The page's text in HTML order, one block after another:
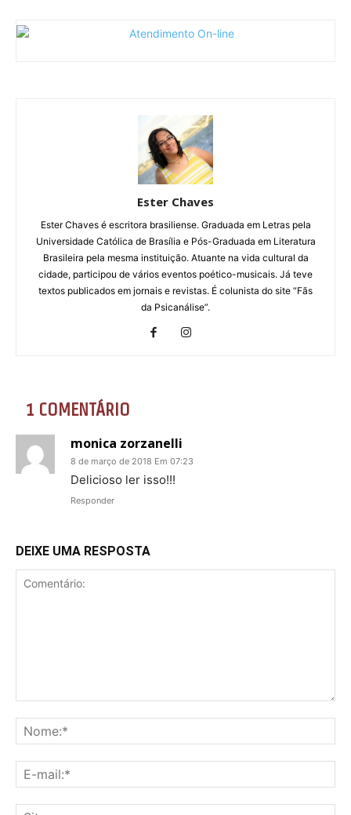
Ester Chaves
Ester Chaves é escritora brasiliense. Graduada em Letras pela
Universidade Católica de Brasília e Pós-Graduada em Literatura
Brasileira pela mesma instituição. Atuante na vida cultural da
cidade, participou de vários eventos poético-musicais. Já teve
textos publicados em jornais e revistas. É colunista do site “Fãs
da Psicanálise”.
1 COMENTÁRIO
monica zorzanelli
8 de março de 2018 Em 07:23
Delicioso ler isso!!!
Responder
DEIXE UMA RESPOSTA